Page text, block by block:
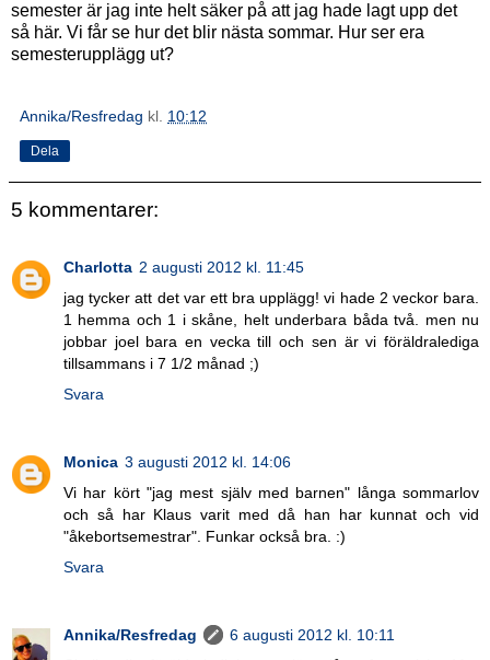
semester är jag inte helt säker på att jag hade lagt upp det
så här. Vi får se hur det blir nästa sommar. Hur ser era
semesterupplägg ut?
Annika/Resfredag kl. 10:12
Dela
5 kommentarer:
Charlotta 2 augusti 2012 kl. 11:45
jag tycker att det var ett bra upplägg! vi hade 2 veckor bara.
1 hemma och 1 i skåne, helt underbara båda två. men nu
jobbar joel bara en vecka till och sen är vi föräldralediga
tillsammans i 7 1/2 månad ;)
Svara
Monica 3 augusti 2012 kl. 14:06
Vi har kört "jag mest själv med barnen" långa sommarlov
och så har Klaus varit med då han har kunnat och vid
"åkebortsemestrar". Funkar också bra. :)
Svara
Annika/Resfredag
6 augusti 2012 kl. 10:11